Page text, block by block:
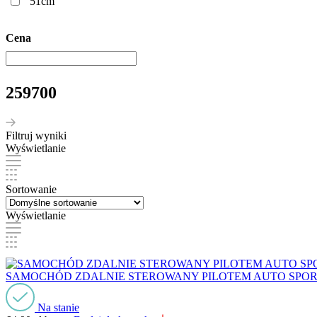
Cena
259700
Filtruj wyniki
Wyświetlanie
Sortowanie
Wyświetlanie
SAMOCHÓD ZDALNIE STEROWANY PILOTEM AUTO
Na stanie